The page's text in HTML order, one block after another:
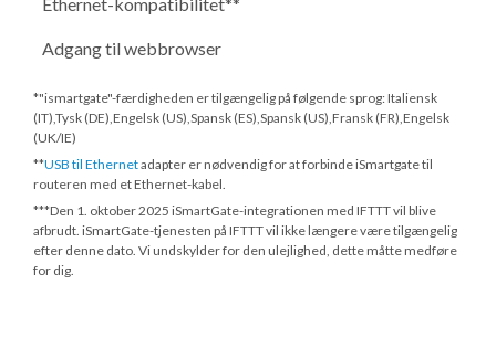
Adgang til webbrowser
*"ismartgate"-færdigheden er tilgængelig på følgende sprog: Italiensk
(IT),Tysk (DE),Engelsk (US),Spansk (ES),Spansk (US),Fransk (FR),Engelsk
(UK/IE)
**USB til Ethernetadapter er nødvendig for at forbinde iSmartgate til
routeren med et Ethernet-kabel.
***Den 1. oktober 2025 iSmartGate-integrationen med IFTTT vil blive
afbrudt. iSmartGate-tjenesten på IFTTT vil ikke længere være tilgængelig
efter denne dato. Vi undskylder for den ulejlighed, dette måtte medføre
for dig.